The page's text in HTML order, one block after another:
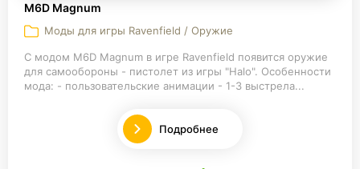
M6D Magnum
Моды для игры Ravenfield / Оружие
С модом M6D Magnum в игре Ravenfield появится оружие
для самообороны - пистолет из игры "Halo". Особенности
мода: - пользовательские анимации - 1-3 выстрела...
Подробнее